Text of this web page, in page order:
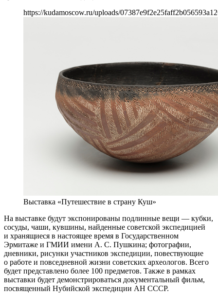
https://kudamoscow.ru/uploads/
Выставка «Путешествие в страну Куш»
На выставке будут экспонированы подлинные вещи — кубки,
сосуды, чаши, кувшины, найденные советской экспедицией
и хранящиеся в настоящее время в Государственном
Эрмитаже и ГМИИ имени А. С. Пушкина; фотографии,
дневники, рисунки участников экспедиции, повествующие
о работе и повседневной жизни советских археологов. Всего
будет представлено более 100 предметов. Также в рамках
выставки будет демонстрироваться документальный фильм,
посвященный Нубийской экспедиции АН СССР.